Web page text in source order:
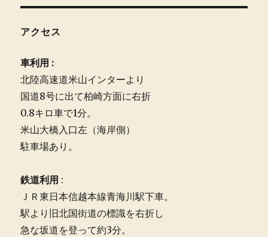
アクセス
車利用 :
北陸高速道米山インターより
国道8号に出て柏崎方面に右折
0.8キロ車で1分。
米山大橋入口左（海岸側）
駐車場あり。
鉄道利用 :
ＪＲ東日本信越本線青海川駅下車。
駅より旧北国街道の標識を右折し
急な坂道を登って約3分。